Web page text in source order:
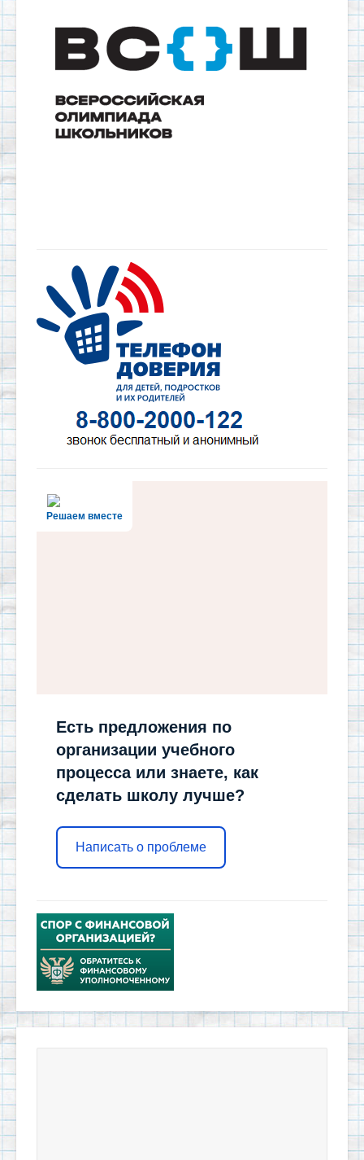
Решаем вместе
Есть предложения по
организации учебного
процесса или знаете, как
сделать школу лучше?
Написать о проблеме